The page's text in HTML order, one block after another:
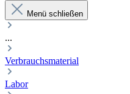
Menü schließen
...
Verbrauchsmaterial
Labor